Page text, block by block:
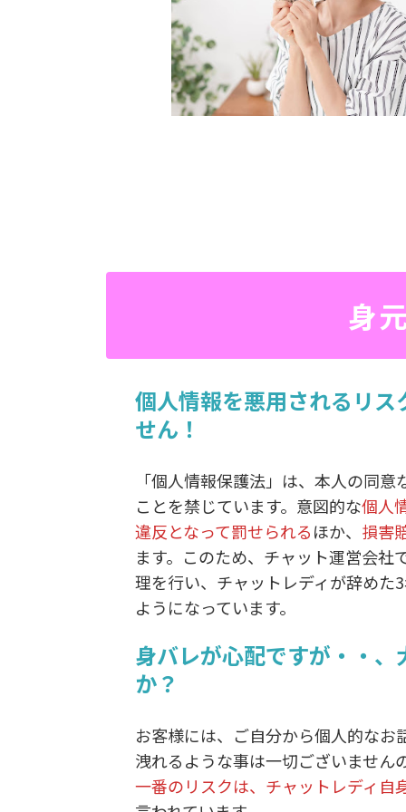
身
個人情報を悪用されるリ
せん！
「個人情報保護法」は、本人の同
ことを禁じています。意図的な個人
違反となって罰せられるほか、 損害
ます。このため、チャット運営会社
理を行い、チャットレディが辞めた
ようになっています。
身バレが心配ですが・・、
か？
お客様には、ご自分から個人的なお
洩れるような事は一切ございません
一番のリスクは、チャットレディ自